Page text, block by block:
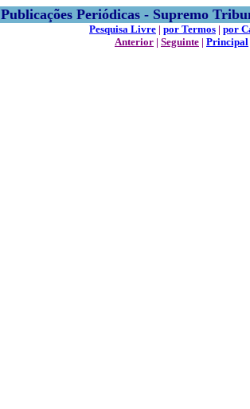
Publicações Periódicas - Supremo
Pesquisa Livre | por Termos | por
Anterior | Seguinte | Principal